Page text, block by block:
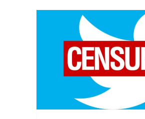
pilla’
MÁXIMA REPRESIÓN
CASOS
Actualidad